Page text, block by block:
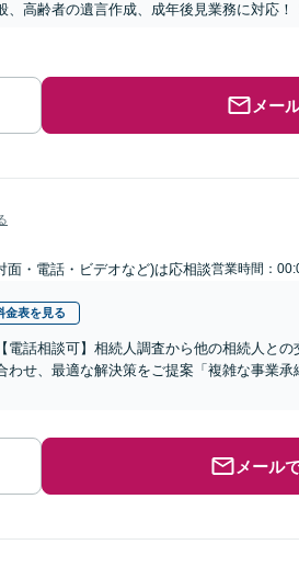
高齢者の遺言作成、成年後見業務に対応！
メー
面・電話・ビデオなど)は応相談営業時間：
金表を見る
電話相談可】相続人調査から他の相続人と
わせ、最適な解決策をご提案「複雑な事業
メール